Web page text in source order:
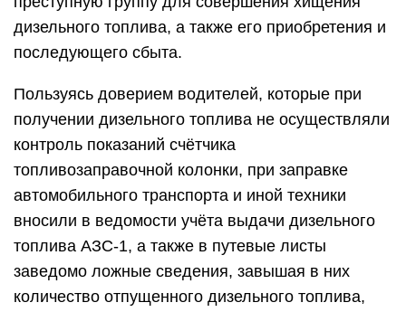
дизельного топлива, а также его приобретения и
последующего сбыта.
Пользуясь доверием водителей, которые при
получении дизельного топлива не осуществляли
контроль показаний счётчика
топливозаправочной колонки, при заправке
автомобильного транспорта и иной техники
вносили в ведомости учёта выдачи дизельного
топлива АЗС-1, а также в путевые листы
заведомо ложные сведения, завышая в них
количество отпущенного дизельного топлива,